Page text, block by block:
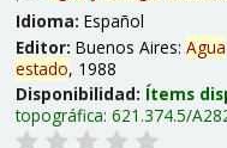
Idioma: Español
Editor: Buenos Aires: Agua
estado, 1988
Disponibilidad: Ítems
topográfica: 621.374.5/